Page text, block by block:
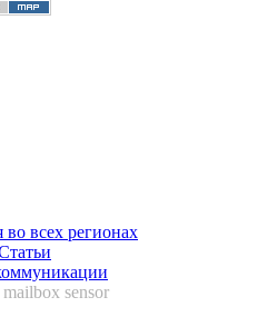
всех регионах
sensor